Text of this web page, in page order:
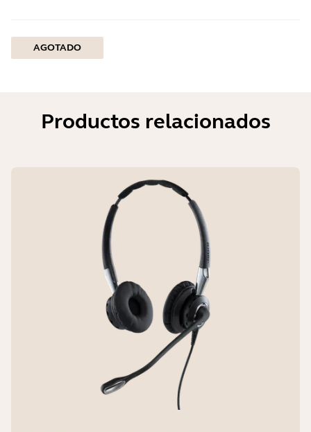
AGOTADO
Productos relacionados